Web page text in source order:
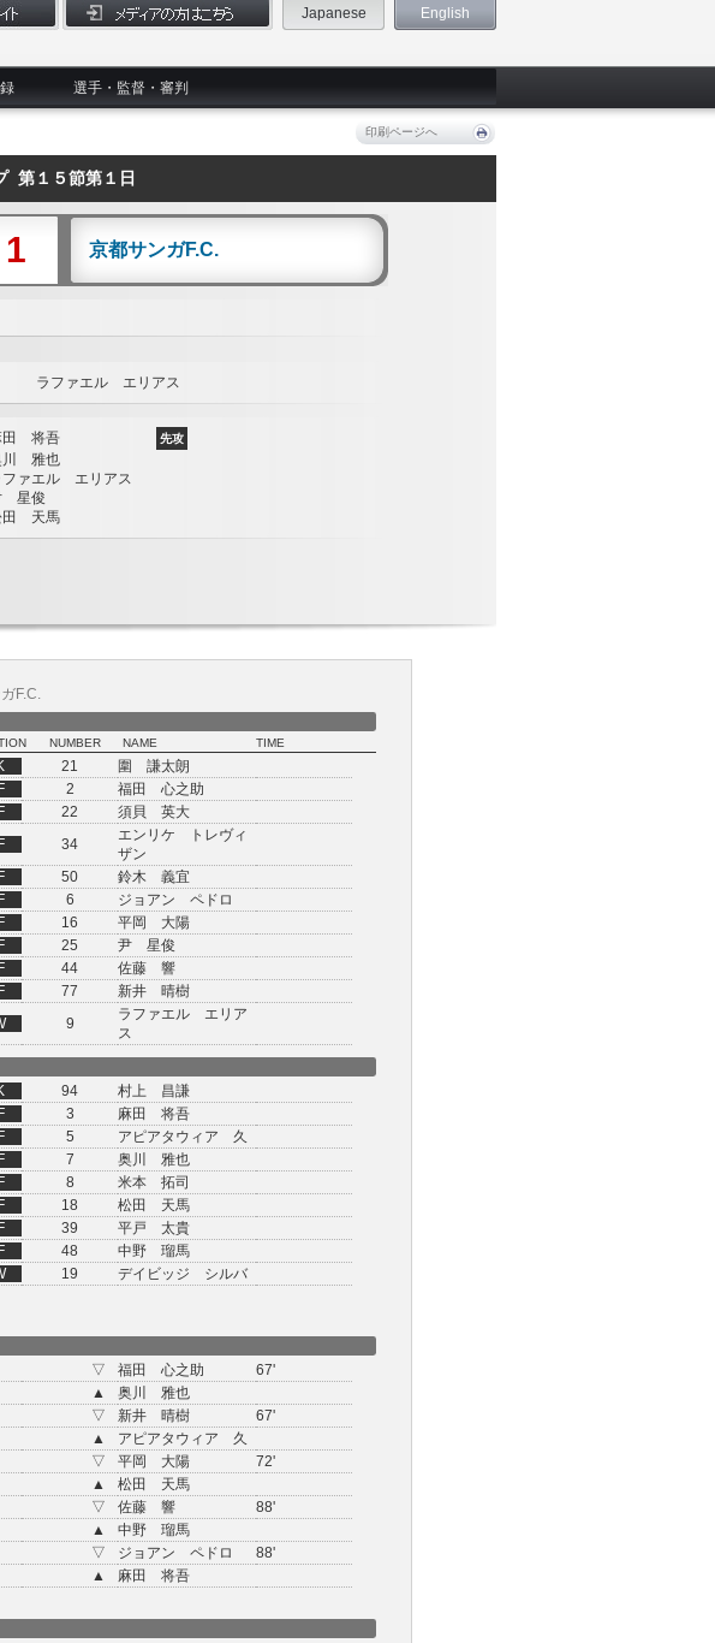
Japanese English
選手・監督・審判
印刷ページへ
第１５節第１日
1 京都サンガF.C.
ラファエル エリアス
田 将吾 先攻
川 雅也
ファエル エリアス
星俊
田 天馬
F.C.
NUMBER NAME TIME
21
圍 謙太朗
2
福田 心之助
22
須貝 英大
34
エンリケ トレヴィ
ザン
50
鈴木 義宜
6
ジョアン ペドロ
16
平岡 大陽
25
尹 星俊
44
佐藤 響
77
新井 晴樹
9
ラファエル エリア
ス
94
村上 昌謙
3
麻田 将吾
5
アピアタウィア 久
7
奥川 雅也
8
米本 拓司
18
松田 天馬
39
平戸 太貴
48
中野 瑠馬
19 デイビッジ シルバ
▽
福田 心之助
67'
▲
奥川 雅也
▽
新井 晴樹
67'
▲
アピアタウィア 久
▽
平岡 大陽
72'
▲
松田 天馬
▽
佐藤 響
88'
▲
中野 瑠馬
▽
ジョアン ペドロ
88'
▲
麻田 将吾